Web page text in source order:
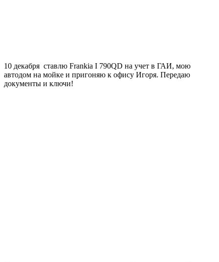
10 декабря ставлю Frankia I 790QD на учет в ГАИ, мою
автодом на мойке и пригоняю к офису Игоря. Передаю
документы и ключи!